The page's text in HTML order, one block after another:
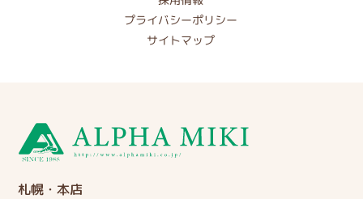
プライバシーポリシー
サイトマップ
札幌・本店